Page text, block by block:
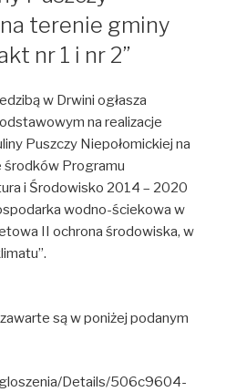
terenie gminy
nr 1 i nr 2”
w Drwini ogłasza
na realizacje
Puszczy Niepołomickiej na
środków Programu
i Środowisko 2014 – 2020
wodno-ściekowa w
II ochrona środowiska, w
są w poniżej podanym
Details/506c9604-